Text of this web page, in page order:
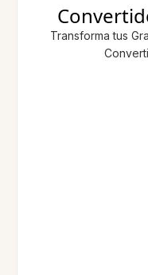
Transforma tus